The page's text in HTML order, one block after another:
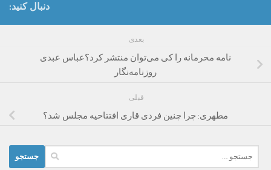
دنبال کنید:
بعدی
نامه محرمانه را کی می‌توان منتشر کرد؟عباس عبدی
روزنامه‌نگار
قبلی
مطهری: چرا چنین فردی قاری افتتاحیه مجلس شد؟
برای: